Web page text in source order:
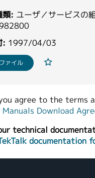
類: ユーザ／サービスの
: 1997/04/03
ァイル
agree to the terms
Manuals Download
technical
documentation